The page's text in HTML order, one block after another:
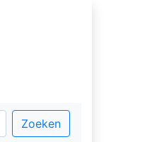
Zoeken